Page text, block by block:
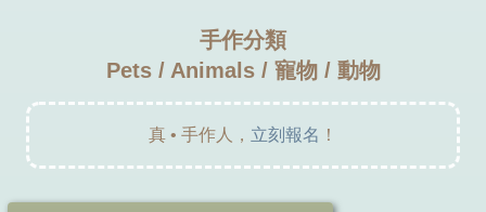
手作分類
Pets / Animals / 寵物 / 動物
真 • 手作人， 立刻報名 ！